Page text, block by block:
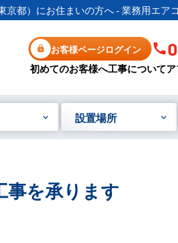
京都）にお住まいの方へ - 業務用エア
お客様ページログイン
初めてのお客様へ工事について
設置場所
事を承ります